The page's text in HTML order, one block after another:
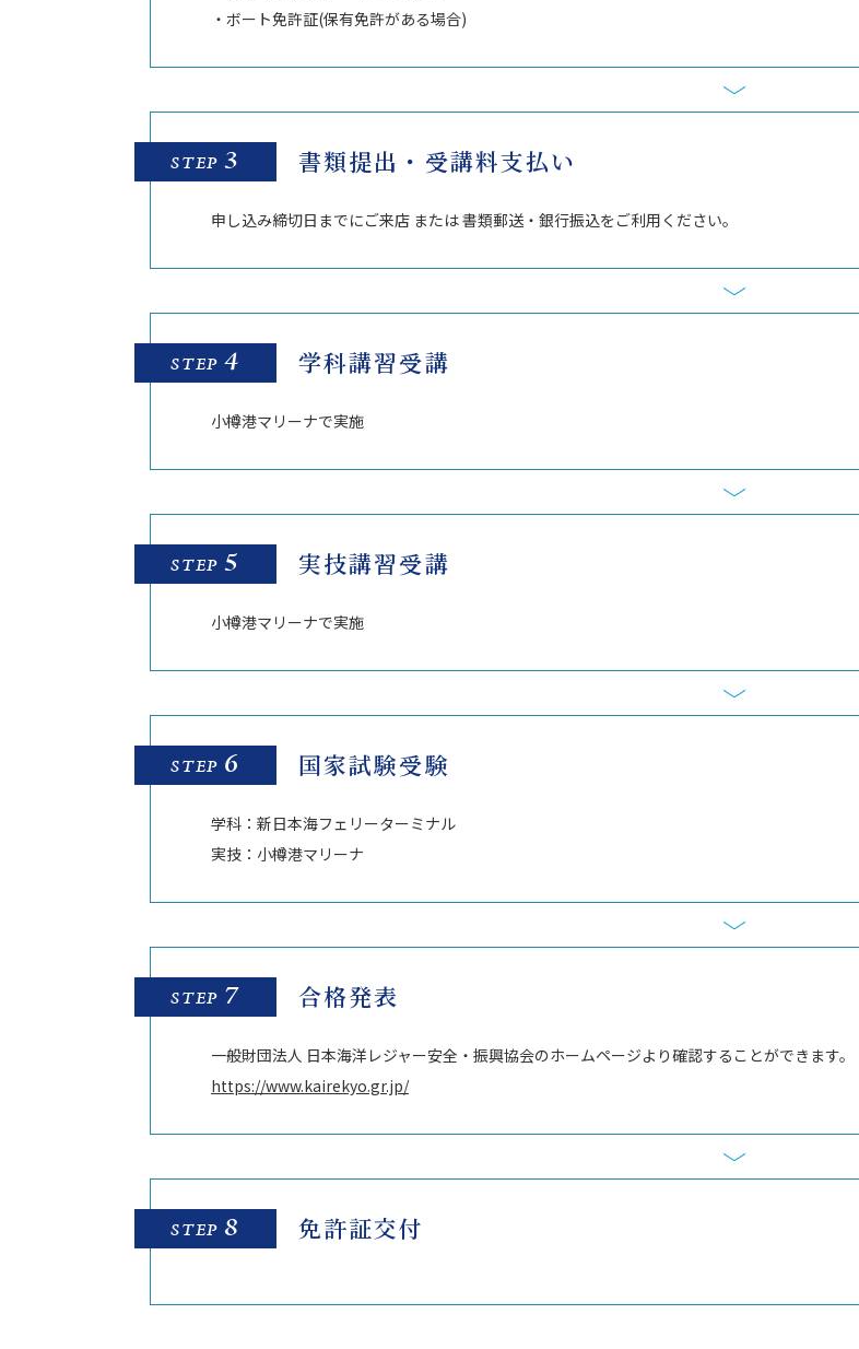
・ボート免許証(保有免許がある場合)
STEP 3 書類提出・受講料支払い
申し込み締切日までにご来店 または 書類郵送・銀行振込をご利用ください。
STEP 4 学科講習受講
小樽港マリーナで実施
STEP 5 実技講習受講
小樽港マリーナで実施
STEP 6 国家試験受験
学科：新日本海フェリーターミナル
実技：小樽港マリーナ
STEP 7 合格発表
一般財団法人 日本海洋レジャー安全・振興協会のホームページより確認することができます。
https://www.kairekyo.gr.jp/
STEP 8 免許証交付